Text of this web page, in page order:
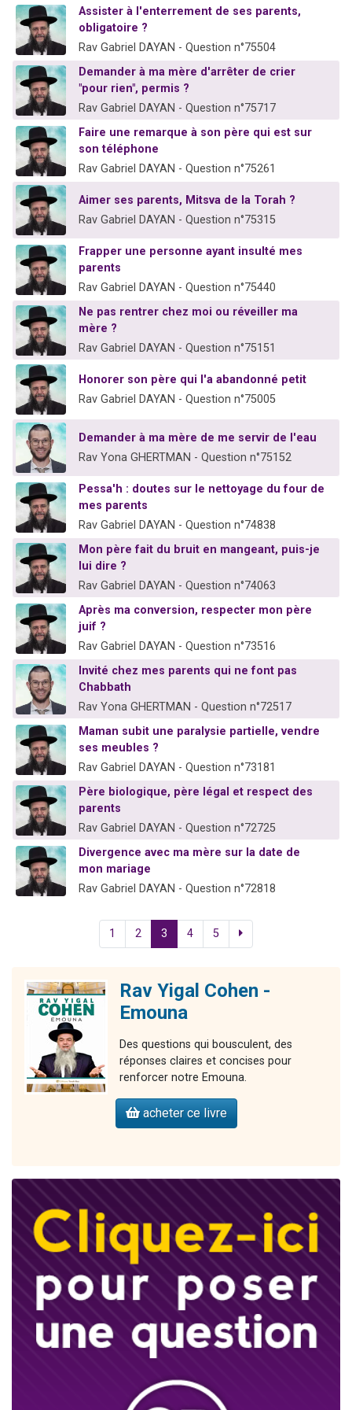
Ariel vient de donner son Maasser
Nathaniel vient de donner son Maasser
Assister à l'enterrement de ses parents,
obligatoire ?
Rav Gabriel DAYAN - Question n°75504
Demander à ma mère d'arrêter de crier
"pour rien", permis ?
Rav Gabriel DAYAN - Question n°75717
Faire une remarque à son père qui est sur
son téléphone
Rav Gabriel DAYAN - Question n°75261
Aimer ses parents, Mitsva de la Torah ?
Rav Gabriel DAYAN - Question n°75315
Frapper une personne ayant insulté mes
parents
Rav Gabriel DAYAN - Question n°75440
Ne pas rentrer chez moi ou réveiller ma
mère ?
Rav Gabriel DAYAN - Question n°75151
Honorer son père qui l'a abandonné petit
Rav Gabriel DAYAN - Question n°75005
Demander à ma mère de me servir de l'eau
Rav Yona GHERTMAN - Question n°75152
Pessa'h : doutes sur le nettoyage du four de
mes parents
Rav Gabriel DAYAN - Question n°74838
Mon père fait du bruit en mangeant, puis-je
lui dire ?
Rav Gabriel DAYAN - Question n°74063
Après ma conversion, respecter mon père
juif ?
Rav Gabriel DAYAN - Question n°73516
Invité chez mes parents qui ne font pas
Chabbath
Rav Yona GHERTMAN - Question n°72517
Maman subit une paralysie partielle, vendre
ses meubles ?
Rav Gabriel DAYAN - Question n°73181
Père biologique, père légal et respect des
parents
Rav Gabriel DAYAN - Question n°72725
Divergence avec ma mère sur la date de
mon mariage
Rav Gabriel DAYAN - Question n°72818
1 2 3 4 5
Rav Yigal Cohen -
Emouna
Des questions qui bousculent, des
réponses claires et concises pour
renforcer notre Emouna.
acheter ce livre